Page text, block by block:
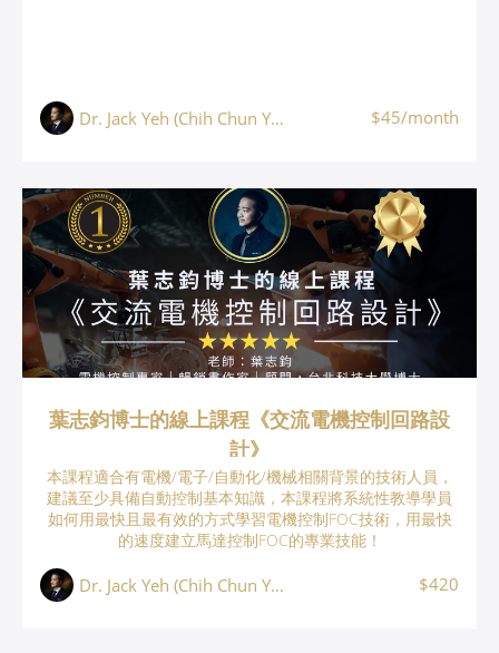
Dr. Jack Yeh (Chih Chun Yeh, 葉志鈞) $45/month
葉志鈞博士的線上課程《交流電機控制回路設
計》
本課程適合有電機/電子/自動化/機械相關背景的技術人員，
建議至少具備自動控制基本知識，本課程將系統性教導學員
如何用最快且最有效的方式學習電機控制FOC技術，用最快
的速度建立馬達控制FOC的專業技能！
Dr. Jack Yeh (Chih Chun Yeh, 葉志鈞) $420